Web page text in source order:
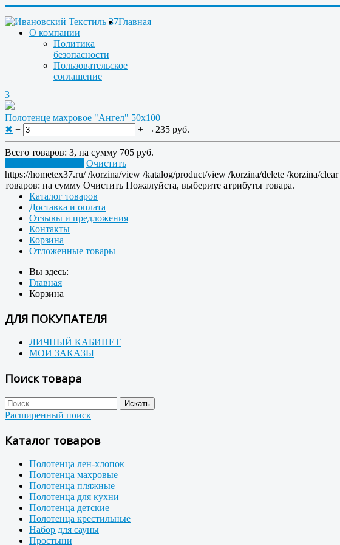
3
Полотенце махровое "Ангел" 50x100
✖ − + → 235 руб.
Всего товаров: 3, на сумму 705 руб.
Очистить
https://hometex37.ru/ /korzina/view /katalog/product/view /korzina/delete /korzina/clear
товаров: на сумму Очистить Пожалуйста, выберите атрибуты товара.
Главная
О компании
Политика
безопасности
Пользовательское
соглашение
Каталог товаров
Доставка и оплата
Отзывы и предложения
Контакты
Корзина
Отложенные товары
Вы здесь:
Главная
Корзина
ДЛЯ ПОКУПАТЕЛЯ
ЛИЧНЫЙ КАБИНЕТ
МОИ ЗАКАЗЫ
Поиск товара
Расширенный поиск
Каталог товаров
Полотенца лен-хлопок
Полотенца махровые
Полотенца пляжные
Полотенца для кухни
Полотенца детские
Полотенца крестильные
Набор для сауны
Простыни